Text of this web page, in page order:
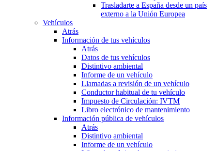
Trasladarte a España desde un país
externo a la Unión Europea
Vehículos
Atrás
Información de tus vehículos
Atrás
Datos de tus vehículos
Distintivo ambiental
Informe de un vehículo
Llamadas a revisión de un vehículo
Conductor habitual de tu vehículo
Impuesto de Circulación: IVTM
Libro electrónico de mantenimiento
Información pública de vehículos
Atrás
Distintivo ambiental
Informe de un vehículo